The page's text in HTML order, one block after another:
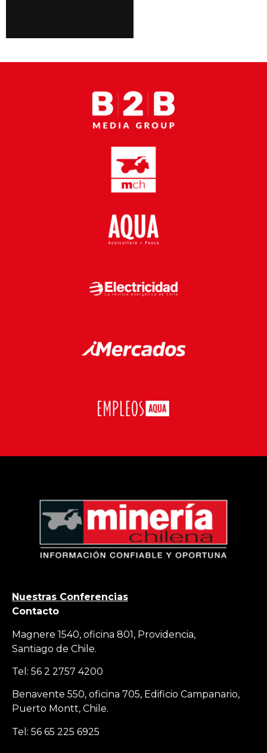
Nuestras Conferencias
Contacto
Magnere 1540, oficina 801, Providencia,
Santiago de Chile.
Tel: 56 2 2757 4200
Benavente 550, oficina 705, Edificio Campanario,
Puerto Montt, Chile.
Tel: 56 65 225 6925